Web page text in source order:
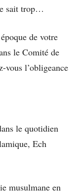
sait trop…
de votre
le Comité de
vous l’obligeance
le quotidien
Ech
musulmane en